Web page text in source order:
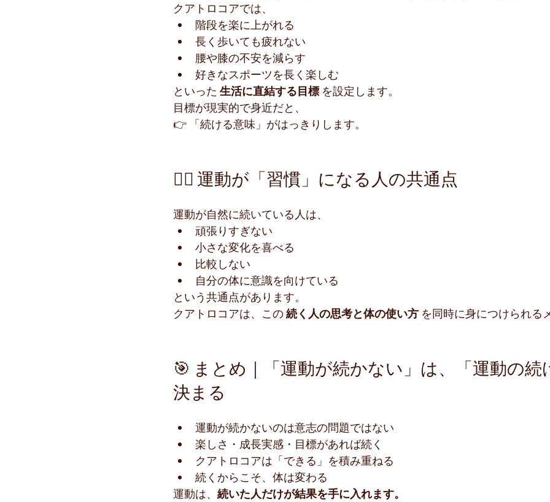
クアトロコアでは、
階段を楽に上がれる
長く歩いても疲れない
腰や膝の不安を減らす
好きなスポーツを長く楽しむ
といった 生活に直結する目標 を設定します。
目標が現実的で身近だと、
👉 「続ける意味」がはっきりします。
🧍‍♂️ 運動が「習慣」になる人の共通点
運動が自然に続いている人は、
頑張りすぎない
小さな変化を喜べる
比較しない
自分の体に意識を向けている
という共通点があります。
クアトロコアは、この 続く人の思考と体の使い方 を同時に身につけられる
🎯 まとめ｜「運動が続かない」は、「運動の続
決まる
運動が続かないのは意志の問題ではない
楽しさ・成長実感・目標があれば続く
クアトロコアは「できる」を積み重ねる
続くからこそ、体は変わる
運動は、 続いた人だけが結果を手に入れます。